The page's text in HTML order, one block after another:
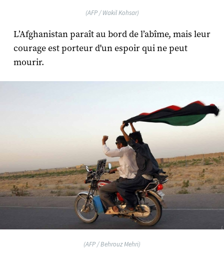
(AFP / Wakil Kohsar)
L’Afghanistan paraît au bord de l’abîme, mais leur
courage est porteur d'un espoir qui ne peut
mourir.
(AFP / Behrouz Mehri)